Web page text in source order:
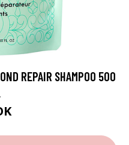
REPAIR SHAMPOO 500